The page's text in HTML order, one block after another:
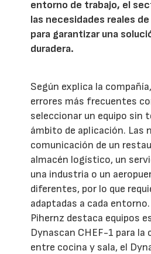
entorno de trabajo, el
las necesidades reales
para garantizar una
duradera.
Según explica la
errores más frecuentes
seleccionar un equipo sin
ámbito de aplicación. Las
comunicación de un
almacén logístico, un
una industria o un
diferentes, por lo que
adaptadas a cada
Pihernz destaca equipos
Dynascan CHEF-1 para la
entre cocina y sala, el